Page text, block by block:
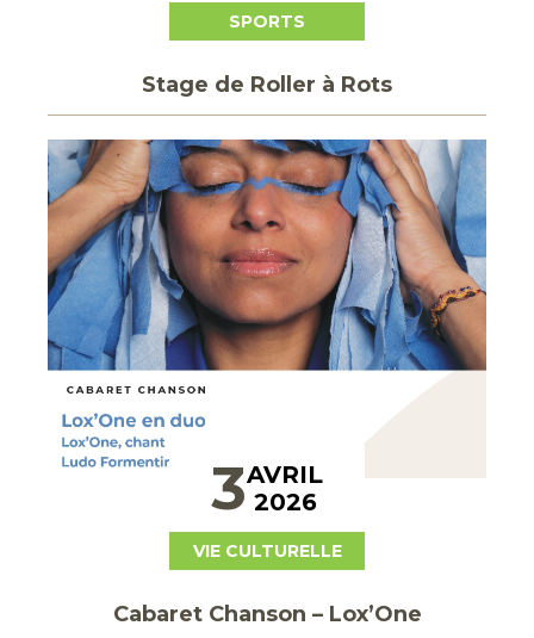
SPORTS
Stage de Roller à Rots
3AVRIL
2026
VIE CULTURELLE
Cabaret Chanson – Lox’One